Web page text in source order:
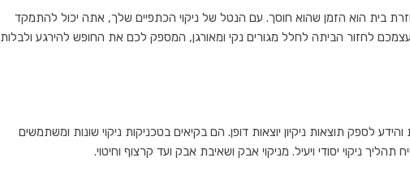
בית הוא הזמן שהוא חוסך. עם הנטל של ניקוי הכתפיים שלך, אתה יכול להתמקד
לחזור הביתה לחלל מגורים נקי ומאורגן, המספק לכם את החופש להירגע ולבלות
לספק תוצאות ניקיון יוצאות דופן. הם בקיאים בטכניקות ניקוי שונות ומשתמשים
ניקוי יסודי ויעיל. מניקוי אבק ושאיבת אבק ועד קרצוף וחיטוי.